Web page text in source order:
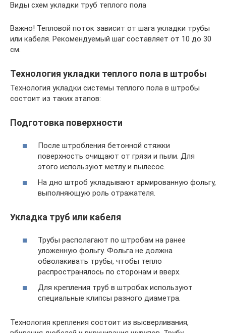
Виды схем укладки труб теплого пола
Важно! Тепловой поток зависит от шага укладки трубы
или кабеля. Рекомендуемый шаг составляет от 10 до 30
см.
Технология укладки теплого пола в штробы
Технология укладки системы теплого пола в штробы
состоит из таких этапов:
Подготовка поверхности
После штробления бетонной стяжки
поверхность очищают от грязи и пыли. Для
этого используют метлу и пылесос.
На дно штроб укладывают армированную фольгу,
выполняющую роль отражателя.
Укладка труб или кабеля
Трубы располагают по штробам на ранее
уложенную фольгу. Фольга не должна
обволакивать трубы, чтобы тепло
распространялось по сторонам и вверх.
Для крепления труб в штробах используют
специальные клипсы разного диаметра.
Технология крепления состоит из высверливания,